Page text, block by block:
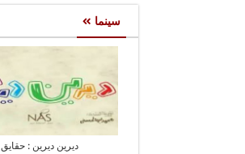
سینما
دیرین دیرین : حقایق